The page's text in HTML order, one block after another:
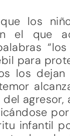
los
el que
para
los dejan
agresor,
infantil